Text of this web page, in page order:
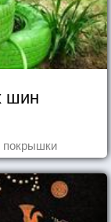
шин
покрышки